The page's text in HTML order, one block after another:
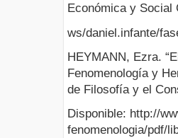
Económica y Social
ws/daniel.infante/
HEYMANN, Ezra.
Fenomenología y
de Filosofía y el
Disponible: http://
fenomenologia/pdf/